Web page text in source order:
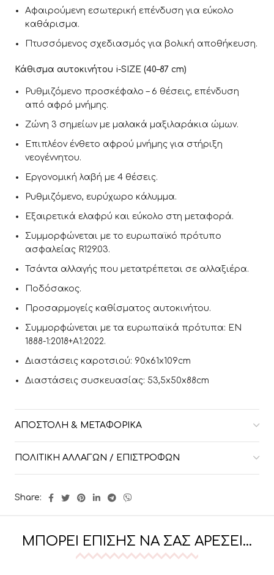
Αφαιρούμενη εσωτερική επένδυση για εύκολο
καθάρισμα.
Πτυσσόμενος σχεδιασμός για βολική αποθήκευση.
Κάθισμα αυτοκινήτου i-SIZE (40–87 cm)
Ρυθμιζόμενο προσκέφαλο – 6 θέσεις, επένδυση
από αφρό μνήμης.
Ζώνη 3 σημείων με μαλακά μαξιλαράκια ώμων.
Επιπλέον ένθετο αφρού μνήμης για στήριξη
νεογέννητου.
Εργονομική λαβή με 4 θέσεις.
Ρυθμιζόμενο, ευρύχωρο κάλυμμα.
Εξαιρετικά ελαφρύ και εύκολο στη μεταφορά.
Συμμορφώνεται με το ευρωπαϊκό πρότυπο
ασφαλείας R129.03.
Τσάντα αλλαγής που μετατρέπεται σε αλλαξιέρα.
Ποδόσακος.
Προσαρμογείς καθίσματος αυτοκινήτου.
Συμμορφώνεται με τα ευρωπαϊκά πρότυπα: EN
1888-1:2018+A1:2022.
Διαστάσεις καροτσιού: 90x61x109cm
Διαστάσεις συσκευασίας: 53,5x50x88cm
ΑΠΟΣΤΟΛΉ & ΜΕΤΑΦΟΡΙΚΆ
ΠΟΛΙΤΙΚΉ ΑΛΛΑΓΏΝ / ΕΠΙΣΤΡΟΦΏΝ
Share:
ΜΠΟΡΕΊ ΕΠΊΣΗΣ ΝΑ ΣΑΣ ΑΡΈΣΕΙ…